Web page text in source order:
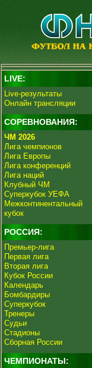
LIVE:
Live-результаты
Онлайн трансляции
СОРЕВНОВАНИЯ:
ЧМ 2026
Лига чемпионов
Лига Европы
Лига конференций
Лига наций
Клубный ЧМ
Суперкубок УЕФА
Межконтинентальный
кубок
РОССИЯ:
Премьер-лига
Первая лига
Вторая лига
Кубок России
Календарь
Бомбардиры
Суперкубок
Тренеры
Судьи
Стадионы
Сборная России
ЧЕМПИОНАТЫ: